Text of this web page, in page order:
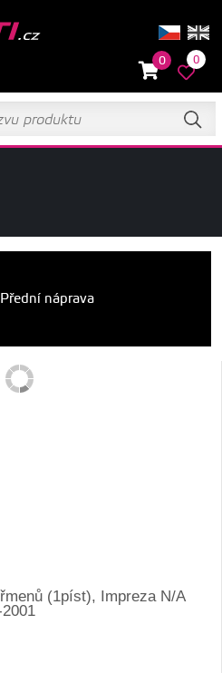
0 0
náprava
(1píst), Impreza N/A